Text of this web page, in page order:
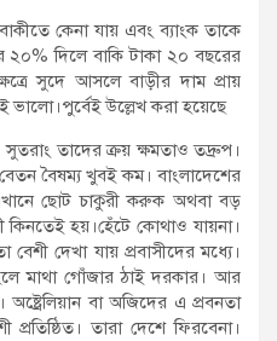
কেনা যায় এবং ব্যাংক তাকে
২০% দিলে বাকি টাকা ২০ বছরের
সুদে আসলে বাড়ীর দাম প্রায়
ভালো।পুর্বেই উল্লেখ করা হয়েছে
তাদের ক্রয় ক্ষমতাও তদ্রুপ।
বৈষম্য খুবই কম। বাংলাদেশের
ছোট চাকুরী করুক অথবা বড়
হয়।হেঁটে কোথাও যায়না।
বেশী দেখা যায় প্রবাসীদের মধ্যে।
মাথা গোঁজার ঠাই দরকার। আর
অষ্ট্রেলিয়ান বা অজিদের এ প্রবনতা
তারা দেশে ফিরবেনা।